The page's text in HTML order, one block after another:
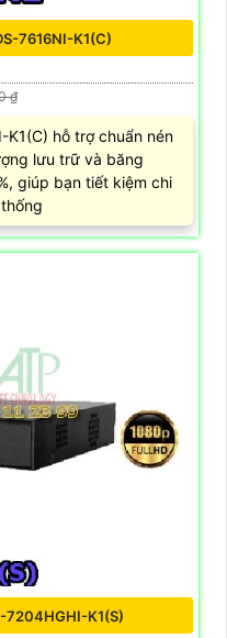
7616NI-K1(C)
₫
K1(C) hỗ trợ chuẩn nén
lưu trữ và băng
giúp bạn tiết kiệm chi
7204HGHI-K1(S)